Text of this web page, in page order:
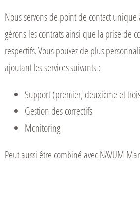
Nous servons de point de contact unique
gérons les contrats ainsi que la prise de
respectifs. Vous pouvez de plus
ajoutant les services suivants :
Support (premier, deuxième et
Gestion des correctifs
Monitoring
Peut aussi être combiné avec NAVUM